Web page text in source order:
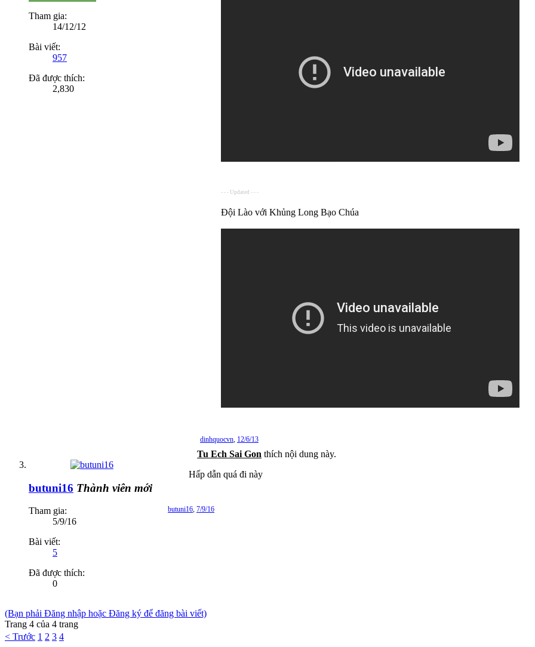
Tham gia:
14/12/12
Bài viết:
957
Đã được thích:
2,830
- - - Updated - - -
Đội Lào với Khủng Long Bạo Chúa
dinhquocvn, 12/6/13
Tu Ech Sai Gon thích nội dung này.
butuni16 Thành viên mới
Tham gia:
5/9/16
Bài viết:
5
Đã được thích:
0
Hấp dẫn quá đi này
butuni16, 7/9/16
(Bạn phải Đăng nhập hoặc Đăng ký để đăng bài viết)
Trang 4 của 4 trang
< Trước 1 2 3 4